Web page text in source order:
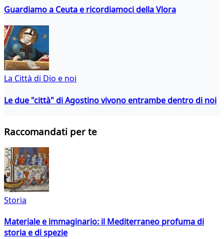
Guardiamo a Ceuta e ricordiamoci della Vlora
La Città di Dio e noi
Le due "città" di Agostino vivono entrambe dentro di noi
Raccomandati per te
Storia
Materiale e immaginario: il Mediterraneo profuma di
storia e di spezie